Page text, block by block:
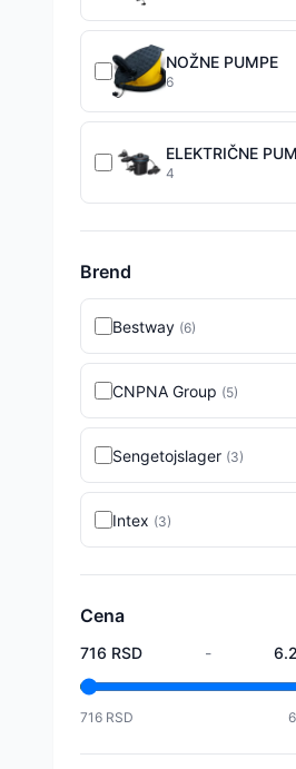
NOŽNE PUMPE
6
ELEKTRIČNE
4
Brend
Bestway (6)
CNPNA Group (5)
Sengetojslager (3)
Intex (3)
Cena
716 RSD -
716 RSD